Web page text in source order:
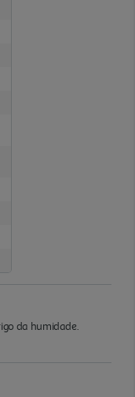
da humidade.